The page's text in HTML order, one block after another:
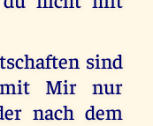
sind
Mir nur
nach dem